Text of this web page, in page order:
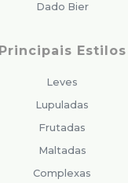
Dado Bier
Principais Estilos
Leves
Lupuladas
Frutadas
Maltadas
Complexas